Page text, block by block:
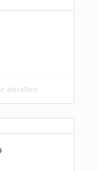
detalles